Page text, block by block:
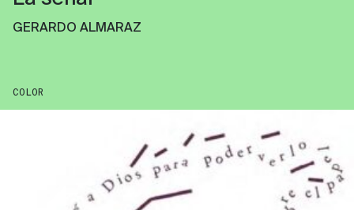
GERARDO ALMARAZ
COLOR